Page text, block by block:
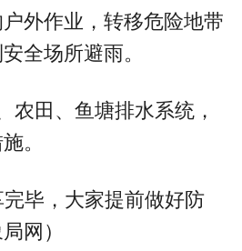
外作业，转移危险地带
全场所避雨。
农田、鱼塘排水系统，
。
毕，大家提前做好防
网）